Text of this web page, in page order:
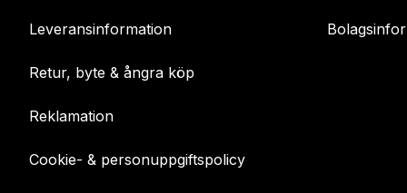
Leveransinformation
Retur, byte & ångra köp
Reklamation
Cookie- & personuppgiftspolicy